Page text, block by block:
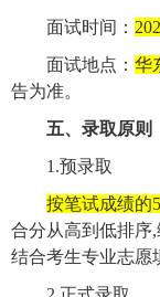
面试时间：
面试地点： 华
告为准。
五、录取原则
1.预录取
按笔试成绩的
合分从高到低排序,
结合考生专业志愿